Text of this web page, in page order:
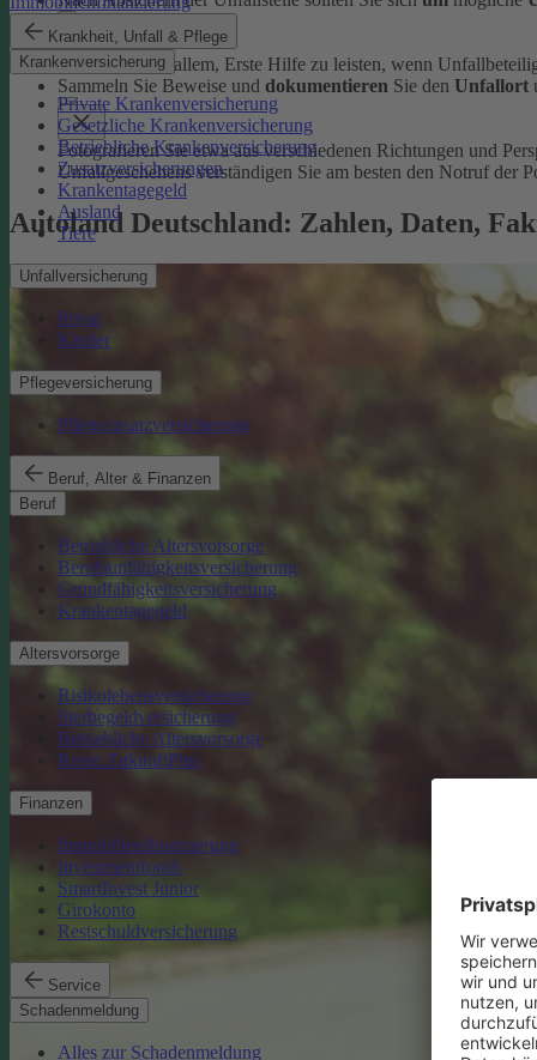
Krankheit, Unfall & Pflege
Krankenversicherung
Private Krankenversicherung
Gesetzliche Krankenversicherung
Betriebliche Krankenversicherung
Zusatzversicherungen
Krankentagegeld
Ausland
Tiere
Unfallversicherung
Privat
Kinder
Pflegeversicherung
Pflegezusatzversicherung
Beruf, Alter & Finanzen
Beruf
Betriebliche Altersvorsorge
Berufsunfähigkeitsversicherung
Grundfähigkeitsversicherung
Krankentagegeld
Altersvorsorge
Risikolebensversicherung
Sterbegeldversicherung
Betriebliche Altersvorsorge
Rente ZukunftPlus
Finanzen
Immobilienfinanzierung
Investmentfonds
SmartInvest Junior
Girokonto
Restschuldversicherung
Service
Schadenmeldung
Alles zur Schadenmeldung
Dazu zählt vor allem, Erste Hilfe zu leisten, wenn
Sammeln Sie Beweise und dokumentieren Sie den Unfallort
Fotografieren Sie etwa aus verschiedenen Richtungen und
Unfallgeschehens verständigen Sie am besten den Notruf der
Autoland Deutschland: Zahlen, Daten,